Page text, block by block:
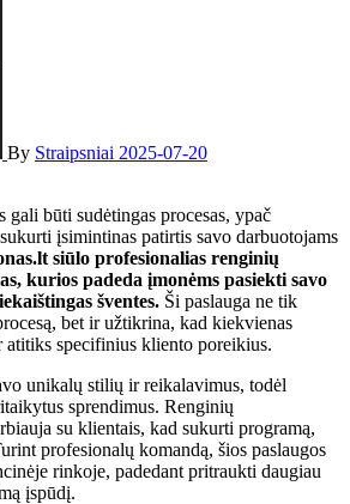
By Straipsniai 2025-07-20
įsimintinas patirtis savo darbuotojams
siūlo profesionalias renginių
kurios padeda įmonėms pasiekti savo
šventes. Ši paslauga ne tik
bet ir užtikrina, kad kiekvienas
atitiks specifinius kliento poreikius.
unikalų stilių ir reikalavimus, todėl
sprendimus. Renginių
su klientais, kad sukurti programą,
profesionalų komandą, šios paslaugos
rinkoje, padedant pritraukti daugiau
įspūdį.